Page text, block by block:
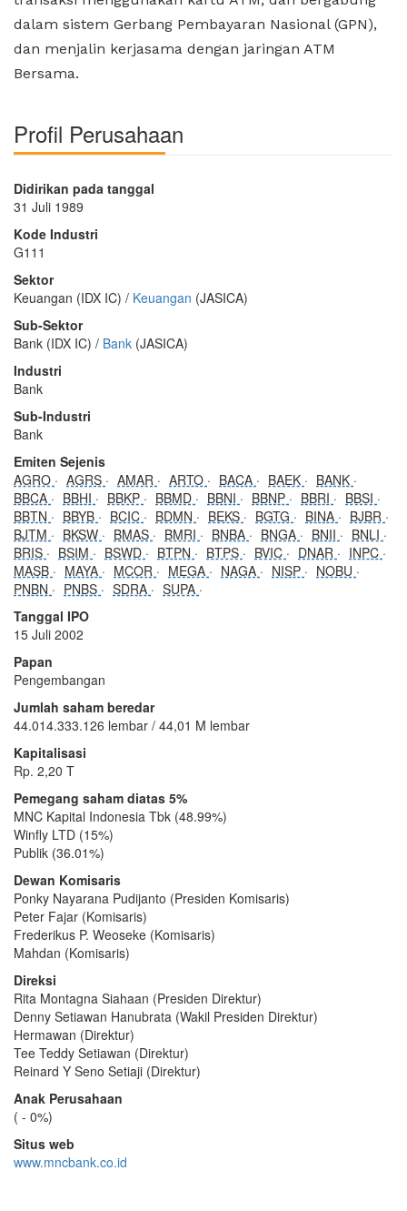
dalam sistem Gerbang Pembayaran Nasional (GPN),
dan menjalin kerjasama dengan jaringan ATM
Bersama.
Profil Perusahaan
Didirikan pada tanggal
31 Juli 1989
Kode Industri
G111
Sektor
Keuangan (IDX IC) / Keuangan (JASICA)
Sub-Sektor
Bank (IDX IC) / Bank (JASICA)
Industri
Bank
Sub-Industri
Bank
Emiten Sejenis
AGRO
AGRS AMAR ARTO BACA BAEK
BANK
BBCA
BBHI BBKP BBMD BBNI BBNP BBRI
BBSI
BBTN
BBYB BCIC BDMN BEKS BGTG BINA
BJBR
BJTM
BKSW BMAS BMRI BNBA BNGA BNII
BNLI
BRIS
BSIM BSWD BTPN BTPS BVIC DNAR
INPC
MASB
MAYA MCOR MEGA NAGA NISP
NOBU
PNBN
PNBS SDRA
SUPA
Tanggal IPO
15 Juli 2002
Papan
Pengembangan
Jumlah saham beredar
44.014.333.126 lembar / 44,01 M lembar
Kapitalisasi
Rp. 2,20 T
Pemegang saham diatas 5%
MNC Kapital Indonesia Tbk (48.99%)
Winfly LTD (15%)
Publik (36.01%)
Dewan Komisaris
Ponky Nayarana Pudijanto (Presiden Komisaris)
Peter Fajar (Komisaris)
Frederikus P. Weoseke (Komisaris)
Mahdan (Komisaris)
Direksi
Rita Montagna Siahaan (Presiden Direktur)
Denny Setiawan Hanubrata (Wakil Presiden Direktur)
Hermawan (Direktur)
Tee Teddy Setiawan (Direktur)
Reinard Y Seno Setiaji (Direktur)
Anak Perusahaan
( - 0%)
Situs web
www.mncbank.co.id